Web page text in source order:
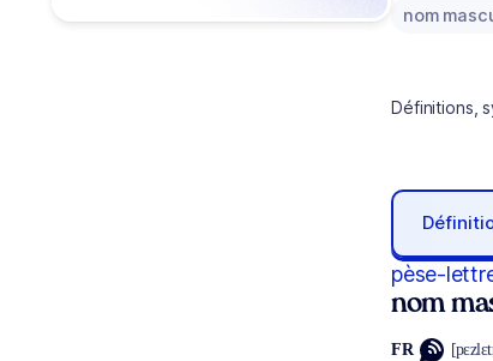
nom
Définitions,
pèse-
nom
FR